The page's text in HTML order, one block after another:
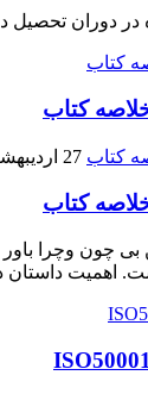
در دوران
کتاب
27 اردیبهشت 1394
کتاب
چون وچرا
اهمیت